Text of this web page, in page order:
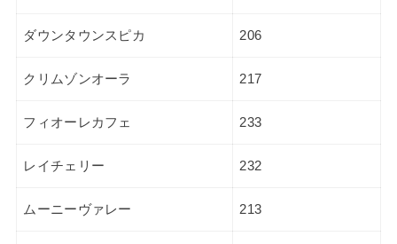
ダウンタウンスピカ 206
クリムゾンオーラ 217
フィオーレカフェ 233
レイチェリー 232
ムーニーヴァレー 213